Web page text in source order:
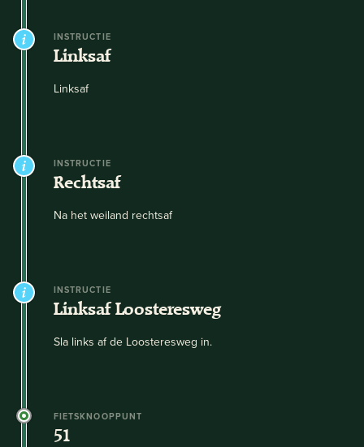
INSTRUCTIE
Linksaf
Linksaf
INSTRUCTIE
Rechtsaf
Na het weiland rechtsaf
INSTRUCTIE
Linksaf Loosteresweg
Sla links af de Loosteresweg in.
FIETSKNOOPPUNT
51